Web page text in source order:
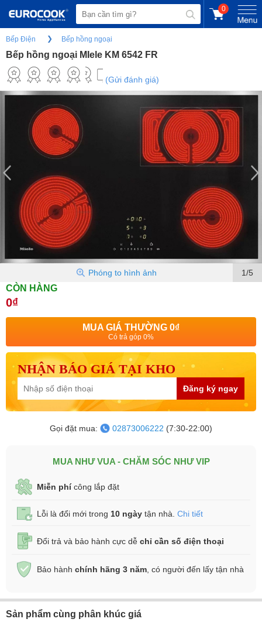
0
Bếp Điện Bếp hồng ngoại
Bếp hồng ngoại MIele KM 6542 FR
(Gửi đánh giá)
1/5
Phóng to hình ảnh
CÒN HÀNG
0₫
MUA GIÁ THƯỜNG 0₫
Có trả góp 0%
NHẬN BÁO GIÁ TẠI KHO
Đăng ký ngay
Gọi đặt mua: 02873006222 (7:30-22:00)
MUA NHƯ VUA - CHĂM SÓC NHƯ VIP
Miễn phícông lắp đặt
Lỗi là đổi mới trong 10 ngày tận nhà. Chi tiết
Đổi trả và bảo hành cực dễ chỉ cần số điện thoại
Bảo hành chính hãng 3 năm , có người đến lấy tận nhà
Sản phẩm cùng phân khúc giá